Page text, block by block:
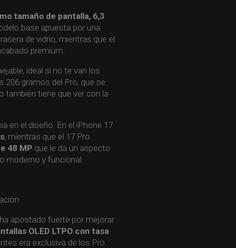
tamaño de pantalla, 6,3
base apuesta por una
de vidrio, mientras que el
premium.
ideal si no te van los
gramos del Pro, que se
también tiene que ver con la
en el diseño. En el iPhone 17
, mientras que el 17 Pro
48 MP que le da un aspecto
moderno y funcional.
apostado fuerte por mejorar
OLED LTPO con tasa
era exclusiva de los Pro.